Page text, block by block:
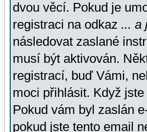
dvou věcí. Pokud je
registraci na odkaz ... a
následovat zaslané
musí být aktivován.
registrací, buď Vámi,
moci přihlásit. Když
Pokud vám byl zaslán
pokud jste tento email